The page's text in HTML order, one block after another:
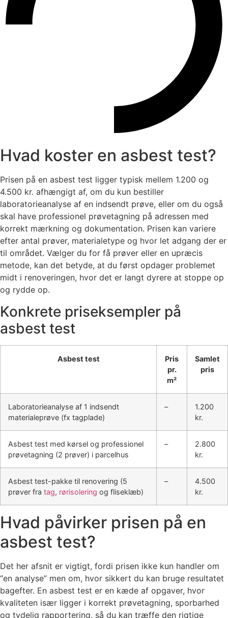
Hvad koster en asbest test?
Prisen på en asbest test ligger typisk mellem 1.200 og
4.500 kr. afhængigt af, om du kun bestiller
laboratorieanalyse af en indsendt prøve, eller om du også
skal have professionel prøvetagning på adressen med
korrekt mærkning og dokumentation. Prisen kan variere
efter antal prøver, materialetype og hvor let adgang der er
til området. Vælger du for få prøver eller en upræcis
metode, kan det betyde, at du først opdager problemet
midt i renoveringen, hvor det er langt dyrere at stoppe op
og rydde op.
Konkrete priseksempler på
asbest test
Asbest test
Pris
pr.
m²
Samlet
pris
Laboratorieanalyse af 1 indsendt
materialeprøve (fx tagplade)
–
1.200
kr.
Asbest test med kørsel og professionel
prøvetagning (2 prøver) i parcelhus
–
2.800
kr.
Asbest test-pakke til renovering (5
prøver fra tag, rørisolering og fliseklæb)
–
4.500
kr.
Hvad påvirker prisen på en
asbest test?
Det her afsnit er vigtigt, fordi prisen ikke kun handler om
“en analyse” men om, hvor sikkert du kan bruge resultatet
bagefter. En asbest test er en kæde af opgaver, hvor
kvaliteten især ligger i korrekt prøvetagning, sporbarhed
og tydelig rapportering, så du kan træffe den rigtige